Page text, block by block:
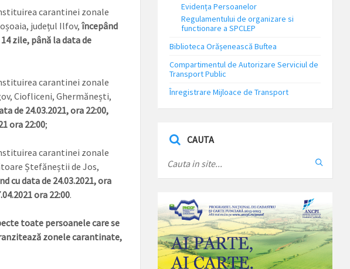
carantinei zonale
județul Ilfov, începând
zile, până la data de
carantinei zonale
Ciofliceni, Ghermănești,
de 24.03.2021, ora 22:00,
ora 22:00;
carantinei zonale
Ștefăneștii de Jos,
cu data de 24.03.2021, ora
ora 22:00.
toate persoanele care se
zonele carantinate,
Evidența Persoanelor
Regulamentului de organizare si
functionare a SPCLEP
Biblioteca Orășenească Buftea
Compartimentul de Autorizare Serviciul de
Transport Public
Înregistrare Mijloace de Transport
CAUTA